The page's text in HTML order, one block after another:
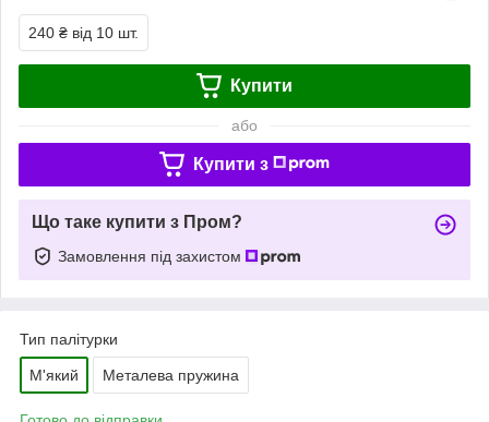
240 ₴ від 10 шт.
Купити
або
Купити з
Що таке купити з Пром?
Замовлення під захистом
Тип палітурки
М'який Металева пружина